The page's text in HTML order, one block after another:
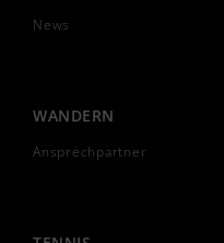
News
WANDERN
Ansprechpartner